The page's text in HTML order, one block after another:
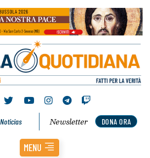
Noticias DONA ORA
Newsletter
MENU